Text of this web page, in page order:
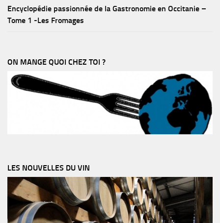
Encyclopédie passionnée de la Gastronomie en Occitanie –
Tome 1 -Les Fromages
ON MANGE QUOI CHEZ TOI ?
LES NOUVELLES DU VIN